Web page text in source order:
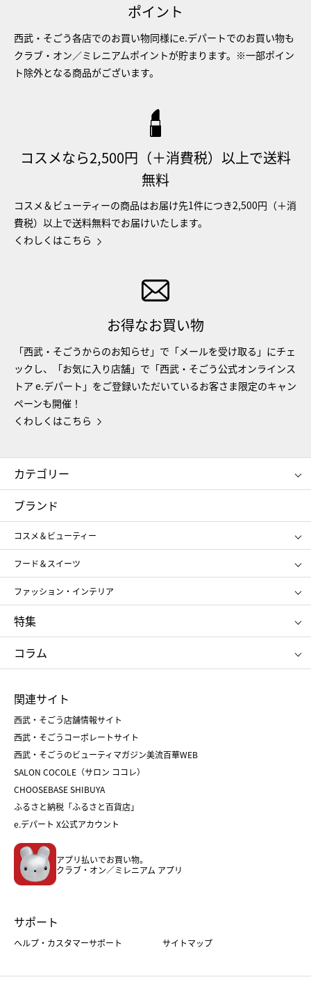
ポイント
西武・そごう各店でのお買い物同様にe.デパートでのお買い物も
クラブ・オン／ミレニアムポイントが貯まります。※一部ポイン
ト除外となる商品がございます。
コスメなら2,500円（＋消費税）以上で送料
無料
コスメ＆ビューティーの商品はお届け先1件につき2,500円（＋消
費税）以上で送料無料でお届けいたします。
くわしくはこちら
お得なお買い物
「西武・そごうからのお知らせ」で「メールを受け取る」にチェ
ックし、「お気に入り店舗」で「西武・そごう公式オンラインス
トア e.デパート」をご登録いただいているお客さま限定のキャン
ペーンも開催！
くわしくはこちら
カテゴリー
コスメ＆ビューティー
ギフト
レディース
メンズ
スポーツ・アウトドア
お中元
お歳暮
ブランド
コスメ＆ビューティー
SHISEIDO
ポール&ジョー ボーテ
ジルスチュアート
NARS
RMK
クリニーク
SK-Ⅱ
フード＆スイーツ
アンリ・シャルパンティエ
ゴディバ
新宿高野
たねや
ねんりん家
ファッション・インテリア
ポロ ラルフ ローレン
タケオ キクチ
ママ＆キッズ
シュタイフ
特集
お中元
ひな人形
五月人形
父の日
クリスマスケーキ
ホワイトデー
コラム
菓子折り
和菓子
人気のギフト
バレンタイン
ホワイトデー
おせち
フード
ホーム・キッチン＆アート
関連サイト
西武・そごう店舗情報サイト
西武・そごうコーポレートサイト
西武・そごうのビューティマガジン美流百華WEB
SALON COCOLE（サロン ココレ）
CHOOSEBASE SHIBUYA
ふるさと納税「ふるさと百貨店」
e.デパート X公式アカウント
アプリ払いでお買い物。
クラブ・オン／ミレニアム アプリ
サポート
ヘルプ・カスタマーサポート サイトマップ